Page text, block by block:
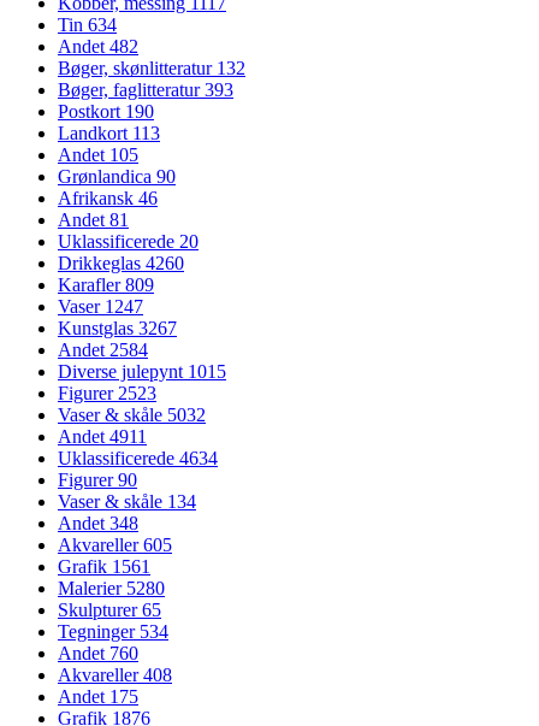
Tin 634
Andet482
Bøger, skønlitteratur 132
Bøger, faglitteratur393
Postkort 190
Landkort 113
Andet 105
Grønlandica 90
Afrikansk 46
Andet81
Uklassificerede 20
Drikkeglas 4260
Karafler809
Vaser 1247
Kunstglas 3267
Andet2584
Diverse julepynt 1015
Figurer2523
Vaser & skåle 5032
Andet4911
Uklassificerede 4634
Figurer90
Vaser & skåle 134
Andet348
Akvareller605
Grafik 1561
Malerier 5280
Skulpturer65
Tegninger 534
Andet 760
Akvareller408
Andet 175
Grafik 1876